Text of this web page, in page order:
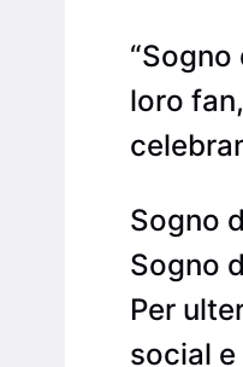
loro
Sogno
Sogno
Per
social